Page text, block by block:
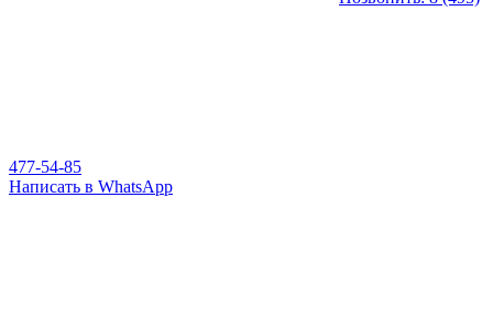
477-54-85
Написать в WhatsApp